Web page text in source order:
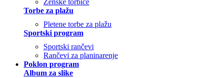
Ženske torbice
Torbe za plažu
Pletene torbe za plažu
Sportski program
Sportski rančevi
Rančevi za planinarenje
Poklon program
Album za slike